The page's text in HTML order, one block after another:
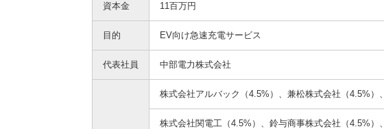
資本金 11百万円
目的 EV向け急速充電サービス
代表社員 中部電力株式会社
株式会社アルバック（4.5%）、兼松株式会社（4.5%）、
株式会社関電工（4.5%）、鈴与商事株式会社（4.5%）、